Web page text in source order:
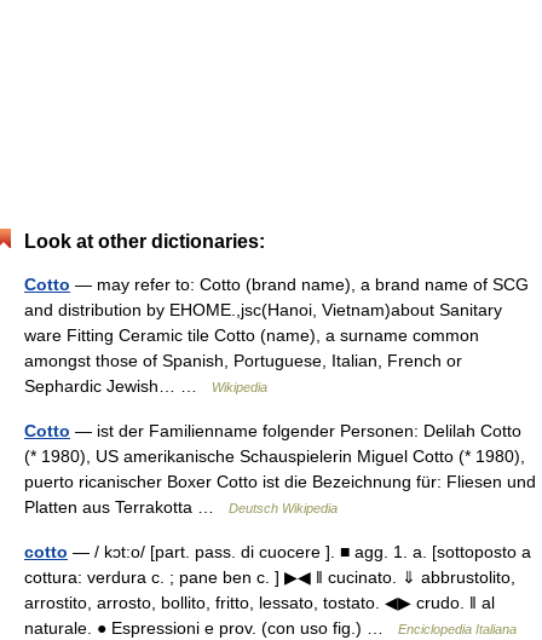
Look at other dictionaries:
Cotto — may refer to: Cotto (brand name), a brand name of SCG
and distribution by EHOME.,jsc(Hanoi, Vietnam)about Sanitary
ware Fitting Ceramic tile Cotto (name), a surname common
amongst those of Spanish, Portuguese, Italian, French or
Sephardic Jewish… …
Wikipedia
Cotto — ist der Familienname folgender Personen: Delilah Cotto
(* 1980), US amerikanische Schauspielerin Miguel Cotto (* 1980),
puerto ricanischer Boxer Cotto ist die Bezeichnung für: Fliesen und
Platten aus Terrakotta …
Deutsch Wikipedia
cotto — / kɔt:o/ [part. pass. di cuocere ]. ■ agg. 1. a. [sottoposto a
cottura: verdura c. ; pane ben c. ] ▶◀ ‖ cucinato. ⇓ abbrustolito,
arrostito, arrosto, bollito, fritto, lessato, tostato. ◀▶ crudo. ‖ al
naturale. ● Espressioni e prov. (con uso fig.) …
Enciclopedia Italiana